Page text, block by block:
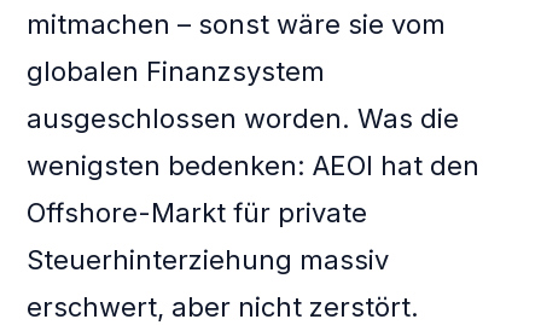
mitmachen – sonst wäre sie vom
globalen Finanzsystem
ausgeschlossen worden. Was die
wenigsten bedenken: AEOI hat den
Offshore-Markt für private
Steuerhinterziehung massiv
erschwert, aber nicht zerstört.